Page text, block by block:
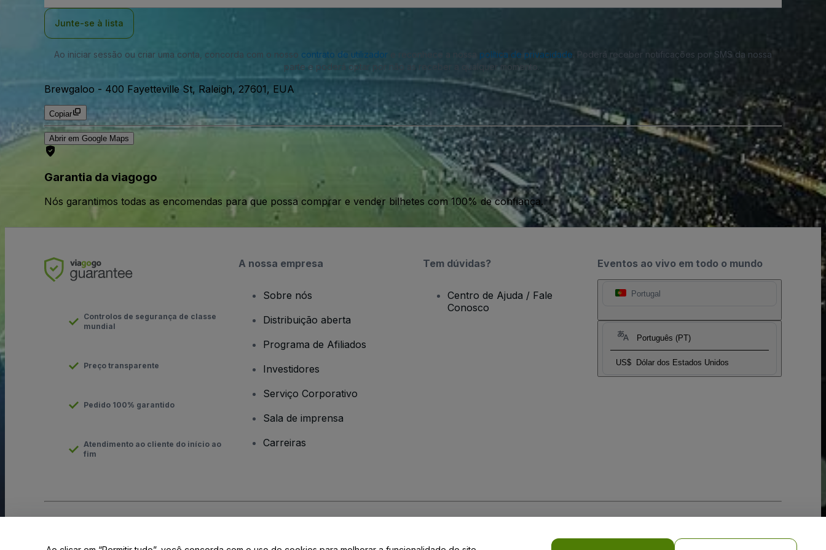
Junte-se à lista
Ao iniciar sessão ou criar uma conta, concorda com o nosso contrato de utilizador política de privacidade . Poderá receber notificações por SMS da nossa
parte e poderá optar por não as receber a qualquer momento.
Brewgaloo - 400 Fayetteville St, Raleigh, 27601, EUA
Copiar
Abrir em Google Maps
Garantia da viagogo
Nós garantimos todas as encomendas para que possa comprar e vender bilhetes com 100% de confiança.
Eventos ao vivo em todo o mundo
Portugal
Português (PT)
US$ Dólar dos Estados Unidos
Controlos de segurança de classe
mundial
Preço transparente
Pedido 100% garantido
Atendimento ao cliente do início ao
fim
A nossa empresa
Sobre nós
Distribuição aberta
Programa de Afiliados
Investidores
Serviço Corporativo
Sala de imprensa
Carreiras
Tem dúvidas?
Centro de Ajuda / Fale
Conosco